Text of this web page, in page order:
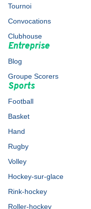
Tournoi
Convocations
Clubhouse
Entreprise
Blog
Groupe Scorers
Sports
Football
Basket
Hand
Rugby
Volley
Hockey-sur-glace
Rink-hockey
Roller-hockey